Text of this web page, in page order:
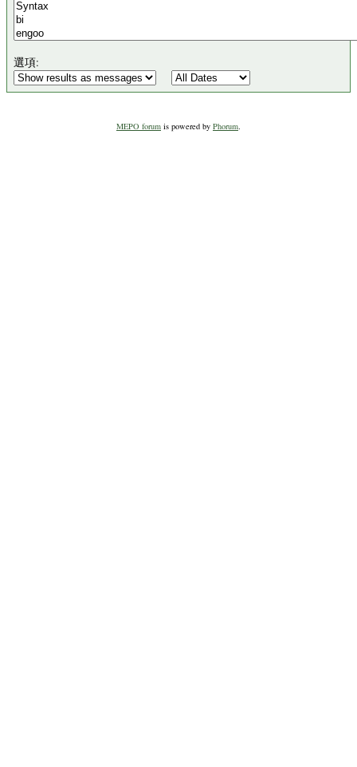
選項:
MEPO forum is powered by Phorum.